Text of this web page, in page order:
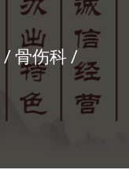
骨伤科